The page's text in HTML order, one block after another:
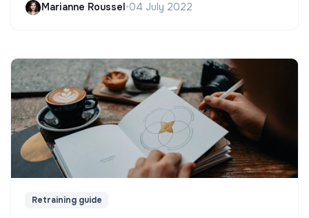
Marianne Roussel•04 July 2022
Retraining guide